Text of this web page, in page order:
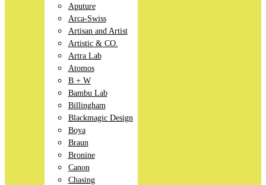
Aputure
Arca-Swiss
Artisan and Artist
Artistic & CO.
Artra Lab
Atomos
B + W
Bambu Lab
Billingham
Blackmagic Design
Boya
Braun
Bronine
Canon
Chasing